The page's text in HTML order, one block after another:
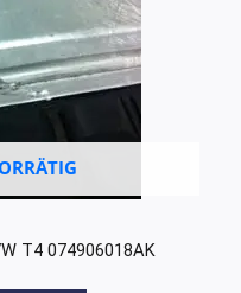
T4 074906018AK